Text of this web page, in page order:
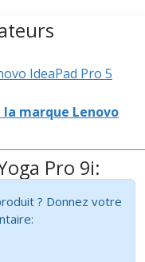
IdeaPad Pro 5
marque Lenovo
Pro 9i:
? Donnez votre